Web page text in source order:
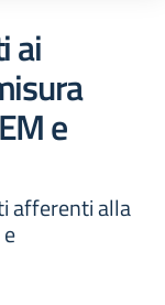
ai
e
afferenti alla